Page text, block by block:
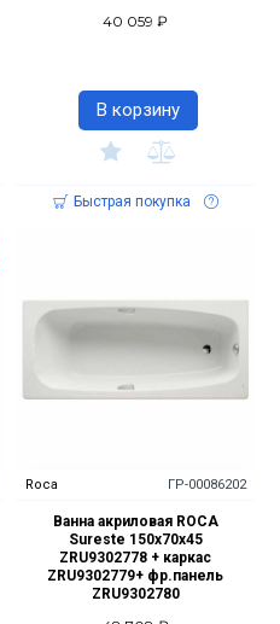
40 059 ₽
В корзину
Быстрая покупка
Roca ГР-00086202
Ванна акриловая ROCA
Sureste 150х70х45
ZRU9302778 + каркас
ZRU9302779+ фр.панель
ZRU9302780